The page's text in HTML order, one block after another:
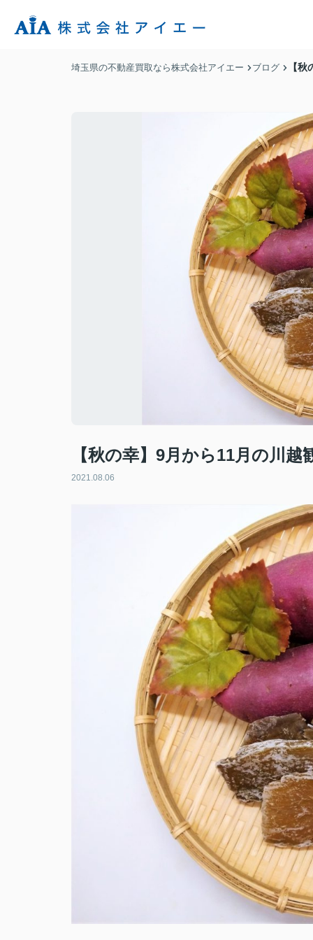
埼玉県の不動産買取なら株式会社アイエー ブログ 【
【秋の幸】9月から11月の川
2021.08.06